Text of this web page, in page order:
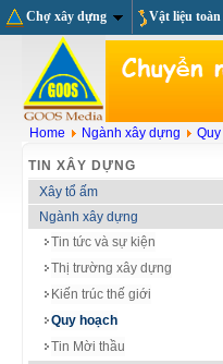
Chợ xây dựng Vật liệu toàn
Home Ngành xây dựng
TIN XÂY DỰNG
Xây tổ ấm
Ngành xây dựng
Tin tức và sự kiện
Thị trường xây dựng
Kiến trúc thế giới
Quy hoạch
Tin Mời thầu